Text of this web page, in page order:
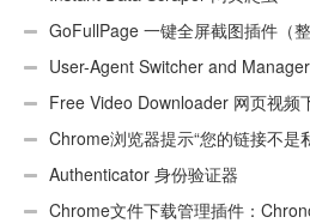
GoFullPage 一键全屏截图插件（整
User-Agent Switcher and
UA)Free Video Downloader 网页视频
ts文件Chrome浏览器提示“您的链接不是
Authenticator 身份验证器
Chrome文件下载管理插件：